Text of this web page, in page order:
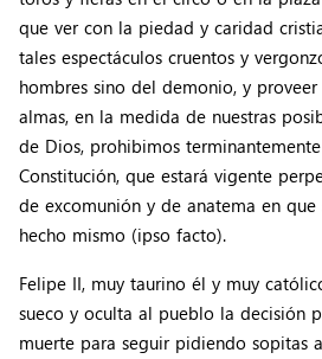
que ver con la piedad y caridad
tales espectáculos cruentos y
hombres sino del demonio, y
almas, en la medida de nuestras
de Dios, prohibimos
Constitución, que estará vigente
de excomunión y de anatema en
hecho mismo (ipso facto).
Felipe II, muy taurino él y muy
sueco y oculta al pueblo la decisión
muerte para seguir pidiendo sopitas